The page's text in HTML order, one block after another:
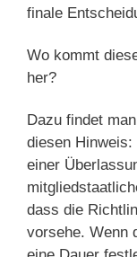
finale
Wo kommt
her?
Dazu findet
diesen
einer
dass die
vorsehe. Wenn